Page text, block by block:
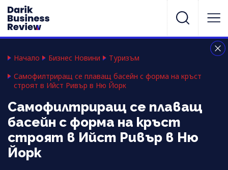
Начало Бизнес Новини
Туризъм
Самофилтриращ се плаващ басейн с форма на кръст
строят в Ийст Ривър в Ню Йорк
Самофилтриращ се плаващ
басейн с форма на кръст
строят в Ийст Ривър в Ню
Йорк